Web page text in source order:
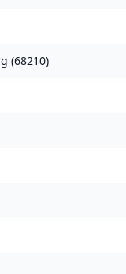
(68210)